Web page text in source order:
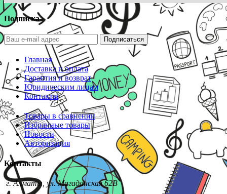
Подписка
Подписаться
Главная
Доставка и оплата
Гарантия и возврат
Юридическим лицам
Контакты
Товары в сравнении
Избранные товары
Новости
Авторизация
Контакты
г. Алматы, ул. Магаданская 62В